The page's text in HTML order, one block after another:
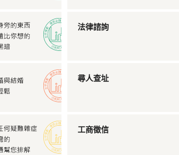
法律諮詢
尋人查址
工商徵信